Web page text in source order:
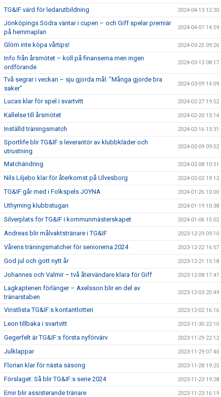
TG&IF värd för ledarutbildning 2024-04-13 12:30
Jönköpings Södra väntar i cupen – och Giff spelar premiär
på hemmaplan
2024-04-07 14:59
Glöm inte köpa vårtips! 2024-03-25 09:26
Info från årsmötet – koll på finanserna men ingen
ordförande
2024-03-13 08:17
Två segrar i veckan – sju gjorda mål: ”Många gjorde bra
saker”
2024-03-09 14:09
Lucas klar för spel i svartvitt 2024-02-27 19:52
Kallelse till årsmötet 2024-02-20 13:14
Inställd träningsmatch 2024-02-16 13:31
Sportlife blir TG&IF:s leverantör av klubbkläder och
utrustning
2024-02-09 09:52
Matchändring 2024-02-08 10:51
Nils Liljebo klar för återkomst på Ulvesborg 2024-02-02 19:12
TG&IF går med i Folkspels JOYNA 2024-01-26 10:00
Uthyrning klubbstugan 2024-01-19 10:38
Silverplats för TG&IF i kommunmästerskapet 2024-01-06 15:02
Andreas blir målvaktstränare i TG&IF 2023-12-29 09:10
Vårens träningsmatcher för seniorerna 2024 2023-12-22 16:57
God jul och gott nytt år 2023-12-21 15:18
Johannes och Valmir – två återvändare klara för Giff 2023-12-08 17:47
Lagkaptenen förlänger – Axelsson blir en del av
tränarstaben
2023-12-03 20:49
Vinstlista TG&IF:s kontantlotteri 2023-12-02 16:16
Leon tillbaka i svartvitt 2023-11-30 22:10
Gegerfelt är TG&IF:s första nyförvärv 2023-11-29 22:12
Julklappar 2023-11-29 07:40
Florian klar för nästa säsong 2023-11-28 19:25
Förslaget: Så blir TG&IF:s serie 2024 2023-11-23 19:28
Emir blir assisterande tränare 2023-11-23 16:19